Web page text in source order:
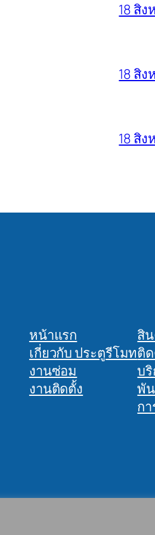
18 สิ
18 สิ
18 สิ
หน้าแรก
เกี่ยวกับ ประตูรีโมท
งานซ่อม
งานติดตั้ง
สิ
ติ
บ
พั
ก